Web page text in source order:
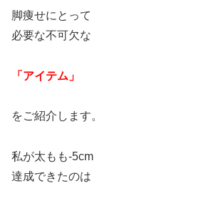
脚痩せにとって
必要な不可欠な
「アイテム」
をご紹介します。
私が太もも-5cm
達成できたのは